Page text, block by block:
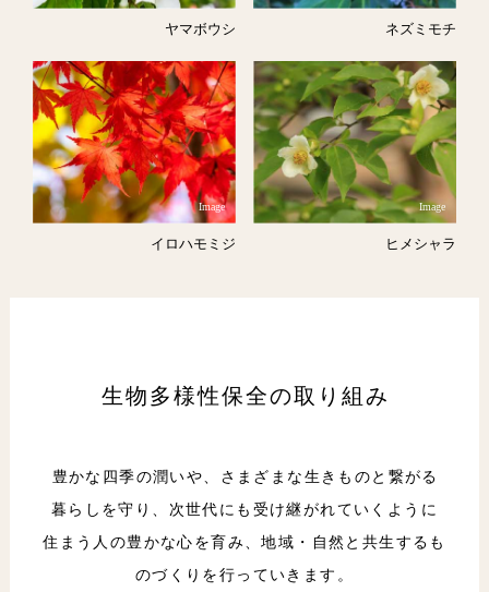
ヤマボウシ ネズミモチ
Image
イロハモミジ
Image
ヒメシャラ
生物多様性保全の取り組み
豊かな四季の潤いや、さまざまな生きものと繋がる
暮らしを守り、次世代にも受け継がれていくように
住まう人の豊かな心を育み、地域・自然と共生するも
のづくりを行っていきます。